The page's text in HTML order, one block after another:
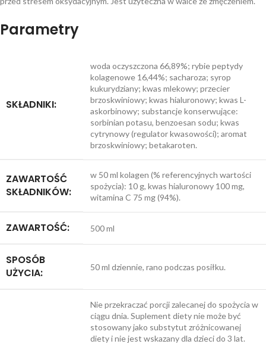
Parametry
SKŁADNIKI:
woda oczyszczona 66,89%; rybie peptydy
kolagenowe 16,44%; sacharoza; syrop
kukurydziany; kwas mlekowy; przecier
brzoskwiniowy; kwas hialuronowy; kwas L-
askorbinowy; substancje konserwujące:
sorbinian potasu, benzoesan sodu; kwas
cytrynowy (regulator kwasowości); aromat
brzoskwiniowy; betakaroten.
ZAWARTOŚĆ
SKŁADNIKÓW:
w 50 ml kolagen (% referencyjnych wartości
spożycia): 10 g, kwas hialuronowy 100 mg,
witamina C 75 mg (94%).
ZAWARTOŚĆ: 500 ml
SPOSÓB
UŻYCIA:
50 ml dziennie, rano podczas posiłku.
Nie przekraczać porcji zalecanej do spożycia w
ciągu dnia. Suplement diety nie może być
stosowany jako substytut zróżnicowanej
diety i nie jest wskazany dla dzieci do 3 lat.